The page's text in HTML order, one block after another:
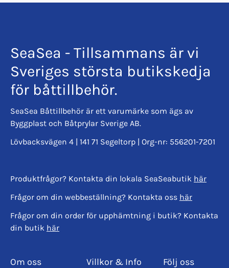
SeaSea - Tillsammans är vi
Sveriges största butikskedja
för båttillbehör.
SeaSea Båttillbehör är ett varumärke som ägs av
Byggplast och Båtprylar Sverige AB.
Lövbacksvägen 4 | 141 71 Segeltorp | Org-nr: 556201-7201
Produktfrågor? Kontakta din lokala SeaSeabutik här
Frågor om din webbeställning? Kontakta oss här
Frågor om din order för upphämtning i butik? Kontakta
din butik här
Om oss Villkor & Info Följ oss